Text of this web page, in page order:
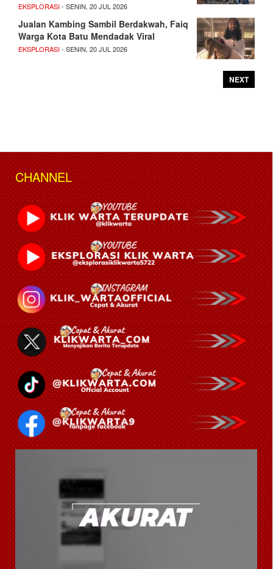
EKSPLORASI- SENIN, 20 JUL 2026
Jualan Kambing Sambil Berdakwah, Faiq
Warga Kota Batu Mendadak Viral
EKSPLORASI- SENIN, 20 JUL 2026
NEXT
CHANNEL